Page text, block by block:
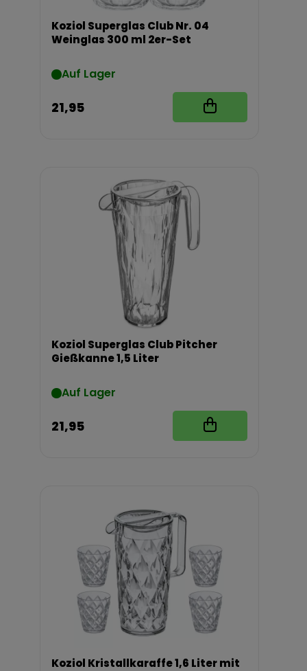
Koziol Superglas Club Nr. 04
Weinglas 300 ml 2er-Set
Auf Lager
21,95
Koziol Superglas Club Pitcher
Gießkanne 1,5 Liter
Auf Lager
21,95
Koziol Kristallkaraffe 1,6 Liter mit